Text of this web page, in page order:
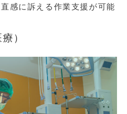
感に訴える作業支援が可能
）